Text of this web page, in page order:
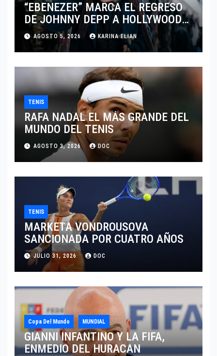
“EBENEZER” MARCA EL REGRESO
DE JOHNNY DEPP A HOLLYWOOD
TRAS SU PASO POR EL CINE
INDEPENDIENTE EUROPEO
AGOSTO 5, 2026 KARINA ELIAN
TENIS
RAFA NADAL EL MÁS GRANDE DEL
MUNDO DEL TENIS
AGOSTO 3, 2026 DOC
TENIS
MARKETA VONDROUSOVA
SANCIONADA POR CUATRO AÑOS
JULIO 31, 2026 DOC
Copa Del Mundo MUNDIAL
GIANNI INFANTINO Y LA FIFA,
ENMEDIO DEL HURACAN